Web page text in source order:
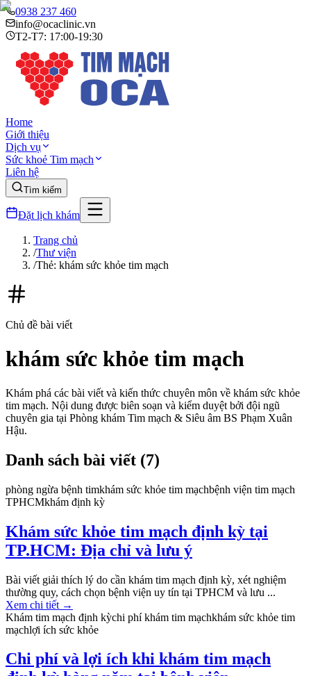
0938 237 460
info@ocaclinic.vn
T2-T7: 17:00-19:30
Home
Giới thiệu
Dịch vụ
Sức khoẻ Tim mạch
Liên hệ
Tìm kiếm
Đặt lịch khám
Trang chủ
/Thư viện
/Thẻ: khám sức khỏe tim mạch
Chủ đề bài viết
khám sức khỏe tim mạch
Khám phá các bài viết và kiến thức chuyên môn về khám sức khỏe
tim mạch. Nội dung được biên soạn và kiểm duyệt bởi đội ngũ
chuyên gia tại Phòng khám Tim mạch & Siêu âm BS Phạm Xuân
Hậu.
Danh sách bài viết (7)
phòng ngừa bệnh timkhám sức khỏe tim mạchbệnh viện tim mạch
TPHCMkhám định kỳ
Khám sức khỏe tim mạch định kỳ tại
TP.HCM: Địa chỉ và lưu ý
Bài viết giải thích lý do cần khám tim mạch định kỳ, xét nghiệm
thường quy, cách chọn bệnh viện uy tín tại TPHCM và lưu ...
Xem chi tiết →
Khám tim mạch định kỳchi phí khám tim mạchkhám sức khỏe tim
mạchlợi ích sức khỏe
Chi phí và lợi ích khi khám tim mạch